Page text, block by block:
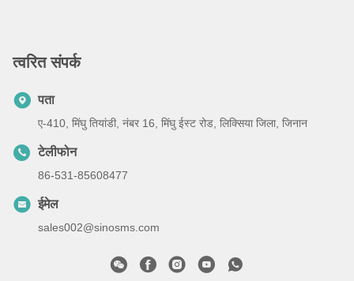
त्वरित संपर्क
पता
ए-410, मिंघु तियांडी, नंबर 16, मिंघु ईस्ट रोड, लिक्सिया जिला, जिनान
टेलीफोन
86-531-85608477
ईमेल
sales002@sinosms.com